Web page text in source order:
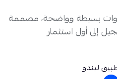
بسيطة وواضحة، مصممة
إلى أول استثمار
ليندو